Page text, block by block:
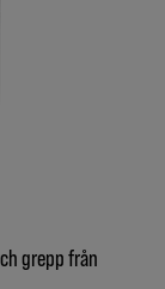
grepp från